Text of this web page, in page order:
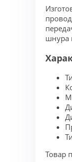
шнура
Товар